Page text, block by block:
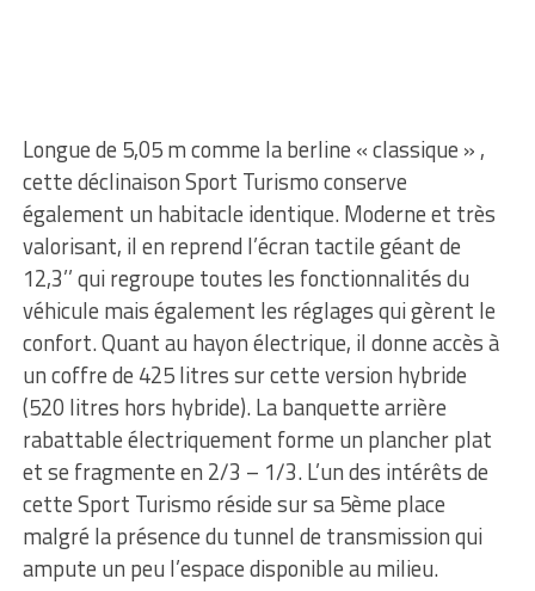
Longue de 5,05 m comme la berline « classique » ,
cette déclinaison Sport Turismo conserve
également un habitacle identique. Moderne et très
valorisant, il en reprend l’écran tactile géant de
12,3’’ qui regroupe toutes les fonctionnalités du
véhicule mais également les réglages qui gèrent le
confort. Quant au hayon électrique, il donne accès à
un coffre de 425 litres sur cette version hybride
(520 litres hors hybride). La banquette arrière
rabattable électriquement forme un plancher plat
et se fragmente en 2/3 – 1/3. L’un des intérêts de
cette Sport Turismo réside sur sa 5ème place
malgré la présence du tunnel de transmission qui
ampute un peu l’espace disponible au milieu.